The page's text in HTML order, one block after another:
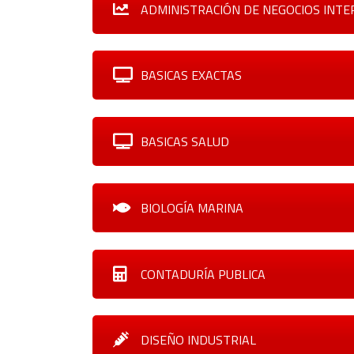
ADMINISTRACIÓN DE NEGOCIOS
BASICAS EXACTAS
BASICAS SALUD
BIOLOGÍA MARINA
CONTADURÍA PUBLICA
DISEÑO INDUSTRIAL